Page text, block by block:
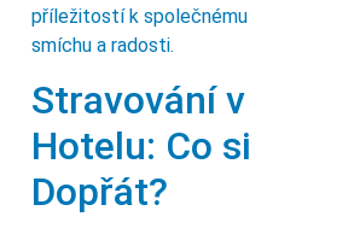
příležitostí k společnému
smíchu a radosti.
Stravování v
Hotelu: Co si
Dopřát?